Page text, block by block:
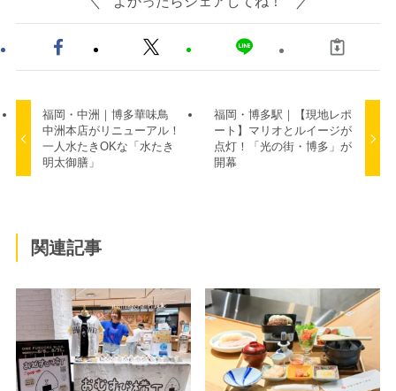
福岡・中洲｜博多華味鳥
中洲本店がリニューアル！
一人水たきOKな「水たき
明太御膳」
福岡・博多駅｜【現地レポ
ート】マリオとルイージが
点灯！「光の街・博多」が
開幕
関連記事